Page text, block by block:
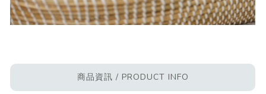
商品資訊 / PRODUCT INFO